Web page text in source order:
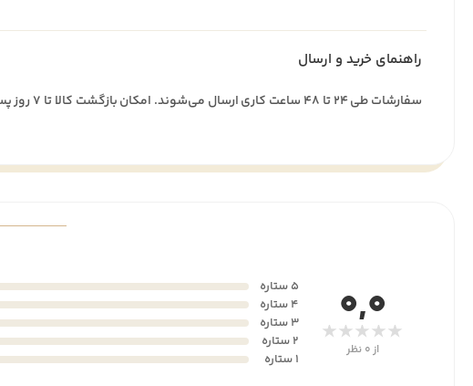
راهنمای خرید و ارسال
سفارشات طی ۲۴ تا ۴۸ ساعت کاری ارسال می‌شوند. امکان بازگشت کالا تا ۷ روز پس از تحویل وجود دارد.
0,0
★★★★★
از 0 نظر
5 ستاره
4 ستاره
3 ستاره
2 ستاره
1 ستاره